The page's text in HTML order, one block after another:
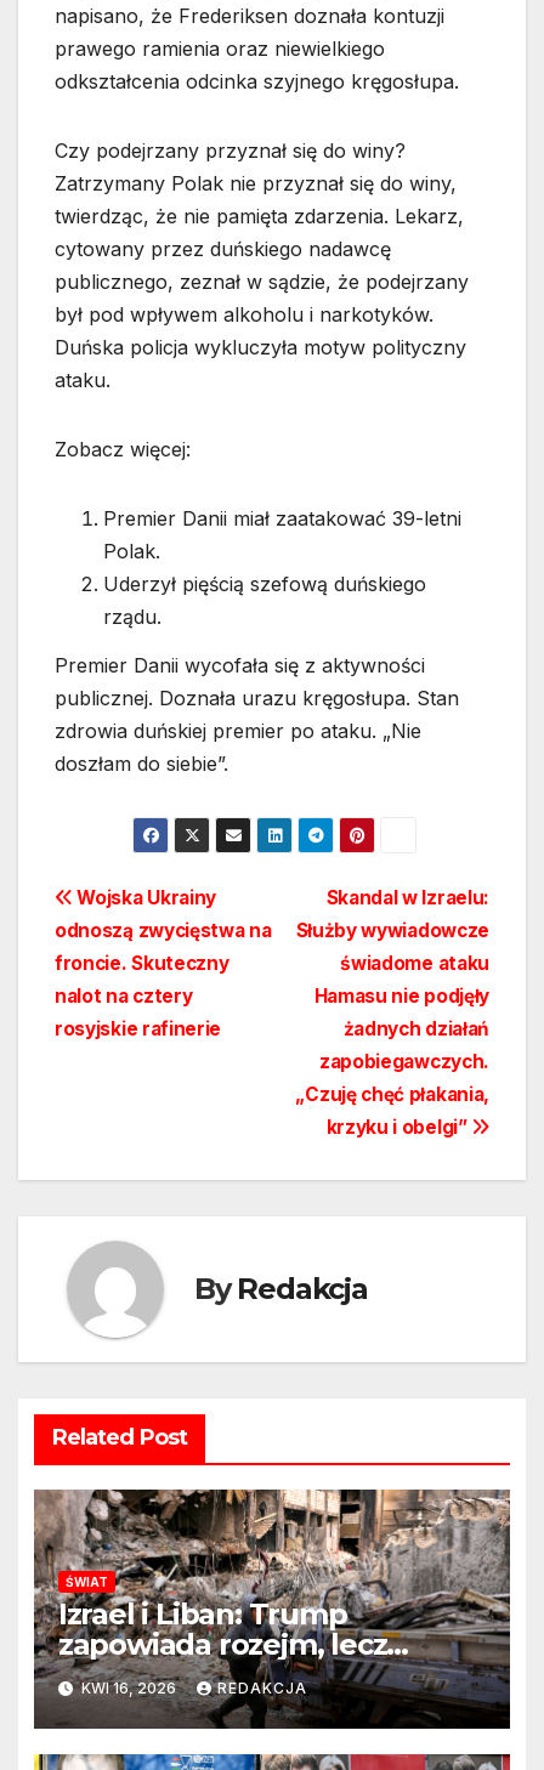
napisano, że Frederiksen doznała kontuzji
prawego ramienia oraz niewielkiego
odkształcenia odcinka szyjnego kręgosłupa.
Czy podejrzany przyznał się do winy?
Zatrzymany Polak nie przyznał się do winy,
twierdząc, że nie pamięta zdarzenia. Lekarz,
cytowany przez duńskiego nadawcę
publicznego, zeznał w sądzie, że podejrzany
był pod wpływem alkoholu i narkotyków.
Duńska policja wykluczyła motyw polityczny
ataku.
Zobacz więcej:
Premier Danii miał zaatakować 39-letni
Polak.
Uderzył pięścią szefową duńskiego
rządu.
Premier Danii wycofała się z aktywności
publicznej. Doznała urazu kręgosłupa. Stan
zdrowia duńskiej premier po ataku. „Nie
doszłam do siebie”.
Nawigacja
wpisu
Skandal w Izraelu:
Służby wywiadowcze
świadome ataku
Hamasu nie podjęły
żadnych działań
zapobiegawczych.
„Czuję chęć płakania,
krzyku i obelgi”
Wojska Ukrainy
odnoszą zwycięstwa na
froncie. Skuteczny
nalot na cztery
rosyjskie rafinerie
ByRedakcja
Related Post
ŚWIAT
Izrael i Liban: Trump
zapowiada rozejm, lecz
perspektywa zakończenia
wojny wciąż odległa
KWI 16, 2026 REDAKCJA